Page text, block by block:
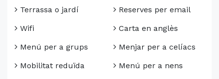
Terrassa o jardí
Wifi
Menú per a grups
Mobilitat reduïda
Reserves per email
Carta en anglès
Menjar per a celíacs
Menú per a nens